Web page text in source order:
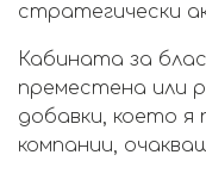
стратегически
Кабината за
преместена или
добавки, което я
компании,